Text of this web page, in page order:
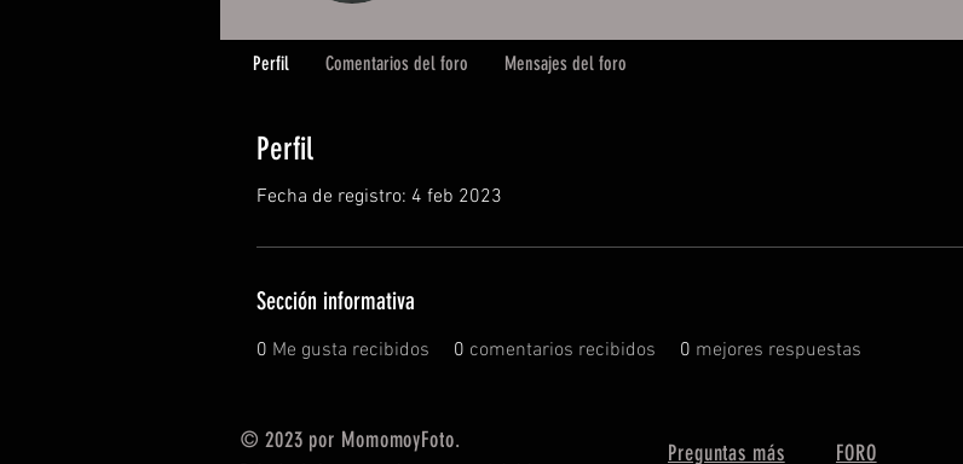
Perfil
Fecha de registro: 4 feb 2023
Sección informativa
0 Me gusta recibidos 0 comentarios recibidos 0 mejores respuestas
Perfil Comentarios del foro Mensajes del foro
© 2023 por MomomoyFoto.
Preguntas más
FORO